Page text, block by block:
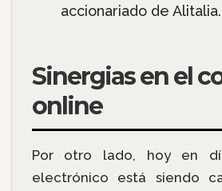
accionariado de Alitalia.
Sinergias en el
online
Por otro lado, hoy en
electrónico está siendo